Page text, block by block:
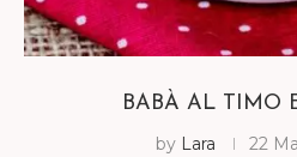
BABÀ AL TIMO
by Lara 22